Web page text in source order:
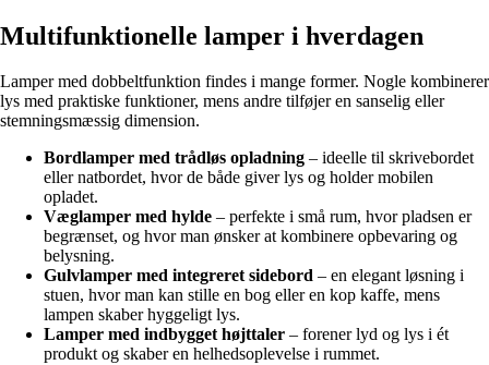
Multifunktionelle lamper i hverdagen
Lamper med dobbeltfunktion findes i mange former. Nogle kombinerer
lys med praktiske funktioner, mens andre tilføjer en sanselig eller
stemningsmæssig dimension.
Bordlamper med trådløs opladning – ideelle til skrivebordet
eller natbordet, hvor de både giver lys og holder mobilen
opladet.
Væglamper med hylde – perfekte i små rum, hvor pladsen er
begrænset, og hvor man ønsker at kombinere opbevaring og
belysning.
Gulvlamper med integreret sidebord – en elegant løsning i
stuen, hvor man kan stille en bog eller en kop kaffe, mens
lampen skaber hyggeligt lys.
Lamper med indbygget højttaler – forener lyd og lys i ét
produkt og skaber en helhedsoplevelse i rummet.